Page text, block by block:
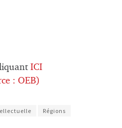
ICI
: OEB)
Régions